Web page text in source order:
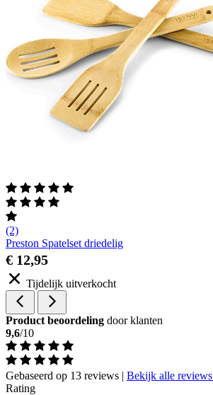
(2)
Preston Spatelset driedelig
€ 12,95
Tijdelijk uitverkocht
Product beoordeling door klanten
9,6/10
Gebaseerd op 13 reviews | Bekijk alle reviews
Rating